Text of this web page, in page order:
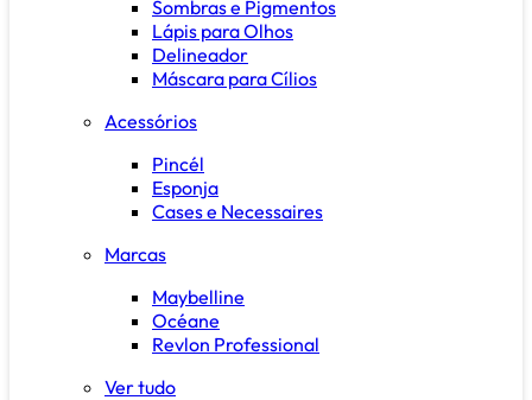
Sombras e Pigmentos
Lápis para Olhos
Delineador
Máscara para Cílios
Acessórios
Pincél
Esponja
Cases e Necessaires
Marcas
Maybelline
Océane
Revlon Professional
Ver tudo